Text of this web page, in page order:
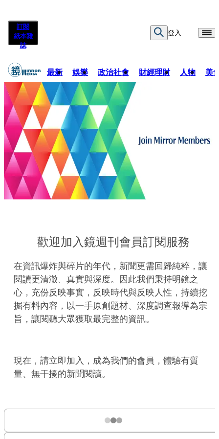
訂閱
紙本雜
誌
登入
最新 娛樂 政治社會 財經理財 人物 美
歡迎加入鏡週刊會員訂閱服務
在資訊爆炸與碎片的年代，新聞更需回歸純粹，讓
閱讀更清澈、真實與深度。因此我們秉持明鏡之
心，充份反映事實，反映時代與反映人性，持續挖
掘有料內容，以一手原創題材、深度調查報導為宗
旨，讓閱聽大眾獲取最完整的資訊。
現在，請立即加入，成為我們的會員，體驗有質
量、無干擾的新聞閱讀。